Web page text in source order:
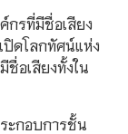
กรที่มีชื่อเสียง
ปิดโลกทัศน์แห่ง
อเสียงทั้งใน
ะกอบการชั้น